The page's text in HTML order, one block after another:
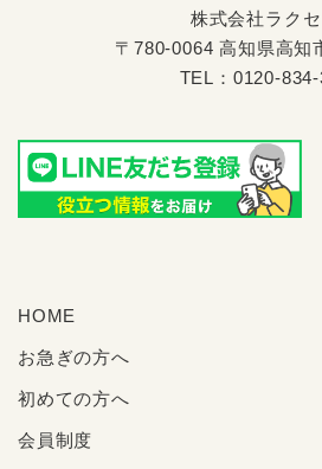
株式会社ラクセ
〒780-0064 高知県高知
TEL： 0120-
HOME
お急ぎの方へ
初めての方へ
会員制度